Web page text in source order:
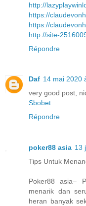
http://
https://
https://
http://site-
Répondre
Daf 14 mai 2020
very good post,
Sbobet
Répondre
poker88 asia 13
Tips Untuk
Poker88 asia–
menarik dan
heran banyak